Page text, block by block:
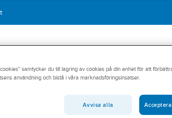
TOP SWEDE
Pikétröja Top
PIKÉTRÖJA
Artikelnummer:
530320
samtycker du till lagring av cookies på din enhet för att
användning och bistå i våra marknadsföringsinsatser.
Avvisa alla